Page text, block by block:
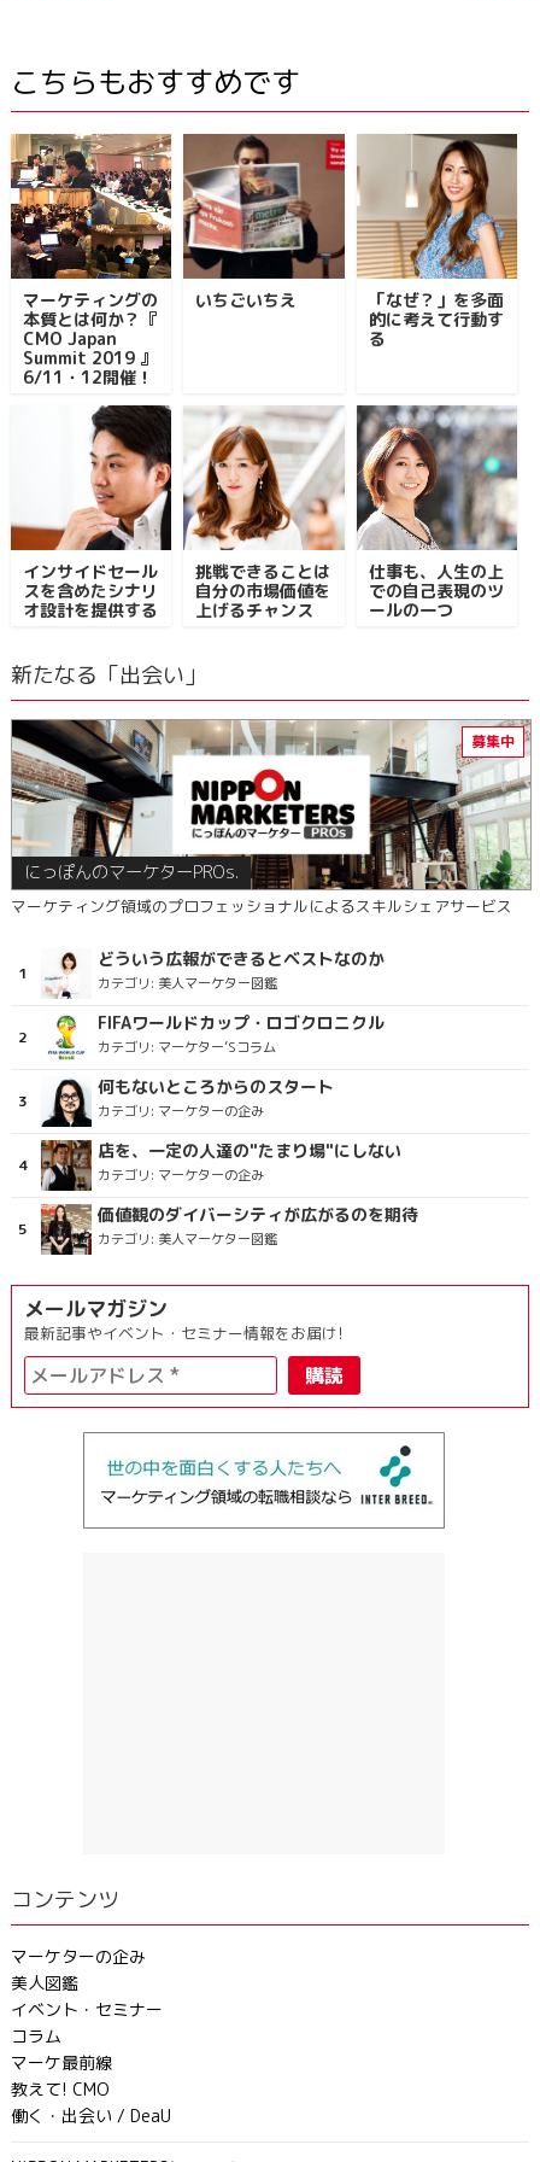
こちらもおすすめです
マーケティングの
本質とは何か？『
CMO Japan
Summit 2019 』
6/11・12開催！
いちごいちえ
「なぜ？」を多面
的に考えて行動す
る
インサイドセール
スを含めたシナリ
オ設計を提供する
挑戦できることは
自分の市場価値を
上げるチャンス
仕事も、人生の上
での自己表現のツ
ールの一つ
新たなる「出会い」
にっぽんのマーケターPROs.
マーケティング領域のプロフェッショナルによるスキルシェアサービス
どういう広報ができるとベストなのか
カテゴリ: 美人マーケター図鑑
FIFAワールドカップ・ロゴクロニクル
カテゴリ: マーケター’Sコラム
何もないところからのスタート
カテゴリ: マーケターの企み
店を、一定の人達の"たまり場"にしない
カテゴリ: マーケターの企み
価値観のダイバーシティが広がるのを期待
カテゴリ: 美人マーケター図鑑
メールマガジン
最新記事やイベント・セミナー情報をお届け!
コンテンツ
マーケターの企み
美人図鑑
イベント・セミナー
コラム
マーケ最前線
教えて! CMO
働く・出会い / DeaU